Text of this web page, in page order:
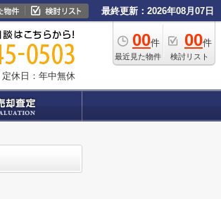
最終更新：2026年08月07日
00件
最近見た物件
00件
検討リスト
定休日：年中無休